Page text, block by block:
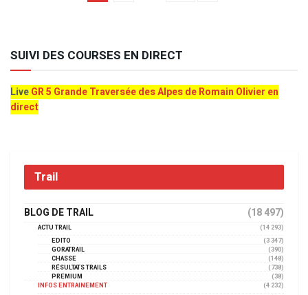
SUIVI DES COURSES EN DIRECT
LiveGR 5 Grande Traversée des Alpes de Romain Olivier en
direct
Trail
BLOG DE TRAIL (18 497)
ACTU TRAIL
(14 293)
EDITO
(3 347)
GORATRAIL
(390)
CHASSE
(148)
RÉSULTATS TRAILS
(738)
PREMIUM
(38)
INFOS ENTRAINEMENT
(4 232)